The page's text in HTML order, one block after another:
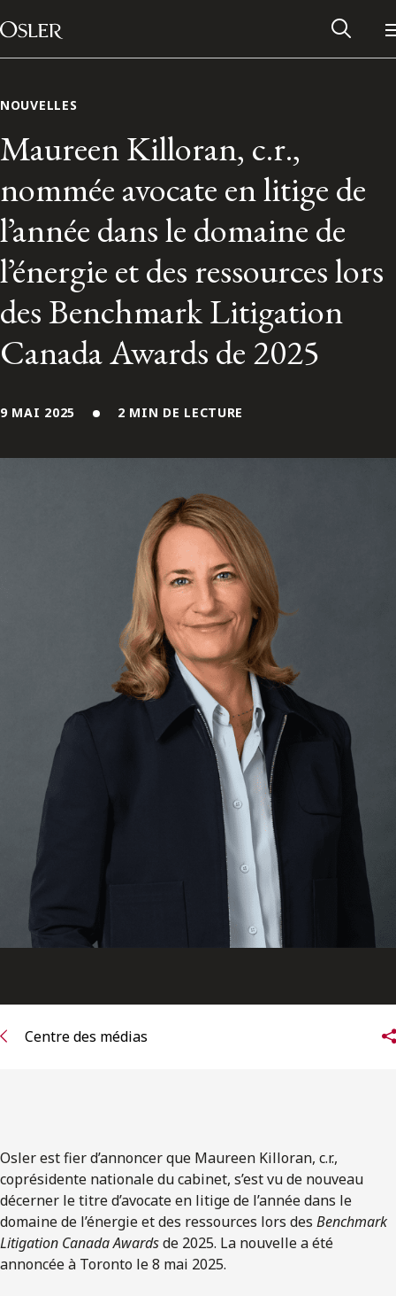
Passer au contenu
Main Navigation
Contactez-nous
NOUVELLES
Maureen Killoran, c.r.,
nommée avocate en litige de
l’année dans le domaine de
l’énergie et des ressources lors
des Benchmark Litigation
Canada Awards de 2025
9 MAI 2025 2 MIN DE LECTURE
Centre des médias
Osler est fier d’annoncer que Maureen Killoran, c.r.,
coprésidente nationale du cabinet, s’est vu de nouveau
décerner le titre d’avocate en litige de l’année dans le
domaine de l’énergie et des ressources lors des Benchmark
Litigation Canada Awardsde 2025. La nouvelle a été
annoncée à Toronto le 8 mai 2025.